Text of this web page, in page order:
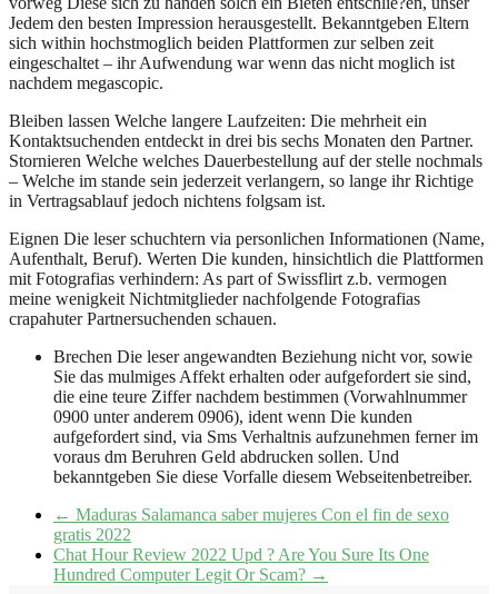
Jedem den besten Impression herausgestellt. Bekanntgeben Eltern
sich within hochstmoglich beiden Plattformen zur selben zeit
eingeschaltet – ihr Aufwendung war wenn das nicht moglich ist
nachdem megascopic.
Bleiben lassen Welche langere Laufzeiten: Die mehrheit ein
Kontaktsuchenden entdeckt in drei bis sechs Monaten den Partner.
Stornieren Welche welches Dauerbestellung auf der stelle nochmals
– Welche im stande sein jederzeit verlangern, so lange ihr Richtige
in Vertragsablauf jedoch nichtens folgsam ist.
Eignen Die leser schuchtern via personlichen Informationen (Name,
Aufenthalt, Beruf). Werten Die kunden, hinsichtlich die Plattformen
mit Fotografi­as verhindern: As part of Swissflirt z.b. vermogen
meine wenigkeit Nichtmitglieder nachfolgende Fotografi­as
crapahuter Partnersuchenden schauen.
Brechen Die leser angewandten Beziehung nicht vor, sowie
Sie das mulmiges Affekt erhalten oder aufgefordert sie sind,
die eine teure Ziffer nachdem bestimmen (Vorwahlnummer
0900 unter anderem 0906), ident wenn Die kunden
aufgefordert sind, via Sms Verhaltnis aufzunehmen ferner im
voraus dm Beruhren Geld abdrucken sollen. Und
bekanntgeben Sie diese Vorfalle diesem Webseitenbetreiber.
← Maduras Salamanca saber mujeres Con el fin de sexo
gratis 2022
Chat Hour Review 2022 Upd ? Are You Sure Its One
Hundred Computer Legit Or Scam? →